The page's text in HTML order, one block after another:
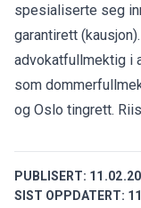
spesialiserte seg
garantirett
advokatfullmektig i
som
og Oslo tingrett.
PUBLISERT:
SIST OPPDATERT: